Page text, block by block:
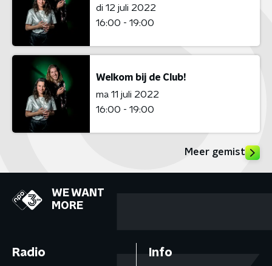
di 12 juli 2022
16:00 - 19:00
Welkom bij de Club!
ma 11 juli 2022
16:00 - 19:00
Meer gemist
WE WANT
MORE
Radio Info